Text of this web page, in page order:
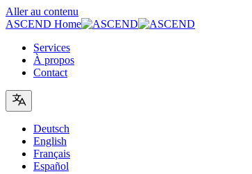
Aller au contenu
ASCEND Home
Services
À propos
Contact
Deutsch
English
Français
Español